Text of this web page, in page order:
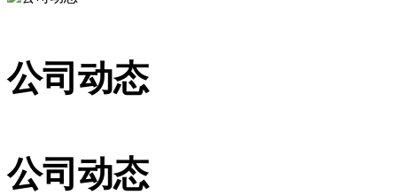
公司动态
公司动态